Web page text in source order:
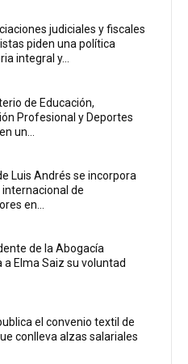
judiciales y fiscales
piden una política
integral y...
de Educación,
Profesional y Deportes
un...
Luis Andrés se incorpora
internacional de
en...
de la Abogacía
a Elma Saiz su voluntad
el convenio textil de
conlleva alzas salariales